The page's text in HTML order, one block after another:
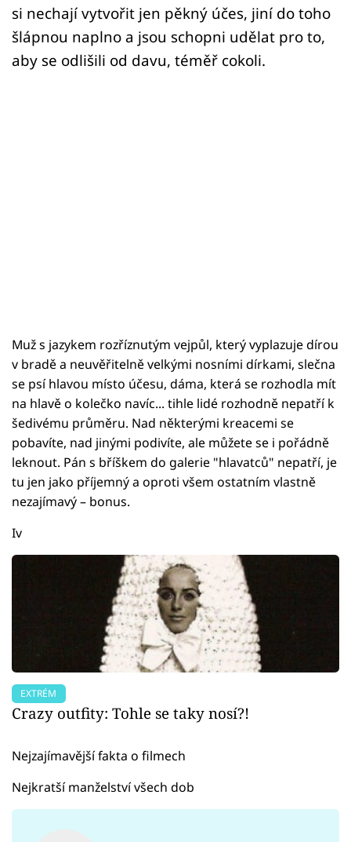
si nechají vytvořit jen pěkný účes, jiní do toho
šlápnou naplno a jsou schopni udělat pro to,
aby se odlišili od davu, téměř cokoli.
Muž s jazykem rozříznutým vejpůl, který vyplazuje dírou
v bradě a neuvěřitelně velkými nosními dírkami, slečna
se psí hlavou místo účesu, dáma, která se rozhodla mít
na hlavě o kolečko navíc... tihle lidé rozhodně nepatří k
šedivému průměru. Nad některými kreacemi se
pobavíte, nad jinými podivíte, ale můžete se i pořádně
leknout. Pán s bříškem do galerie "hlavatců" nepatří, je
tu jen jako příjemný a oproti všem ostatním vlastně
nezajímavý – bonus.
Iv
EXTRÉM
Crazy outfity: Tohle se taky nosí?!
Nejzajímavější fakta o filmech
Nejkratší manželství všech dob